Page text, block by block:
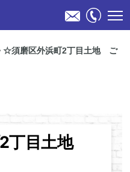
☆須磨区外浜町2丁目土地 ご
丁目土地